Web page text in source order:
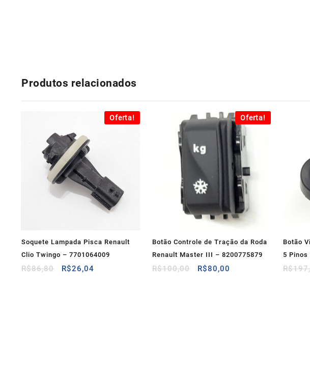
Produtos relacionados
Oferta!
Soquete Lampada Pisca Renault
Clio Twingo – 7701064009
R$86,80
O
R$26,04
Oferta!
Botão Controle de Tração da Roda
Renault Master III – 8200775879
R$100,00
O
R$80,00
Botão
5 Pinos
R$